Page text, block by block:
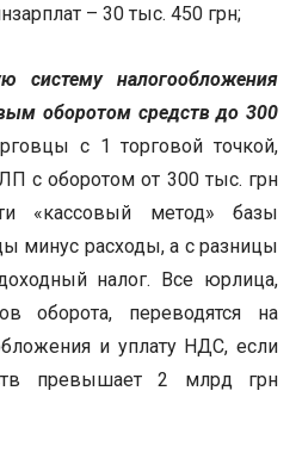
– 30 тыс. 450 грн;
систему налогообложения
оборотом средств до 300
с 1 торговой точкой,
с оборотом от 300 тыс. грн
«кассовый метод» базы
минус расходы, а с разницы
налог. Все юрлица,
оборота, переводятся на
и уплату НДС, если
превышает 2 млрд грн